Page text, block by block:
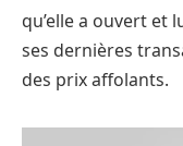
qu’elle a ouvert et
ses dernières
des prix affolants.